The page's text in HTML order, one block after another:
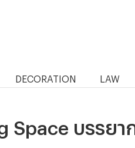
DECORATION LAW
บรรยา